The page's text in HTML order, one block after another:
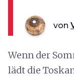
von
Wenn der
lädt die